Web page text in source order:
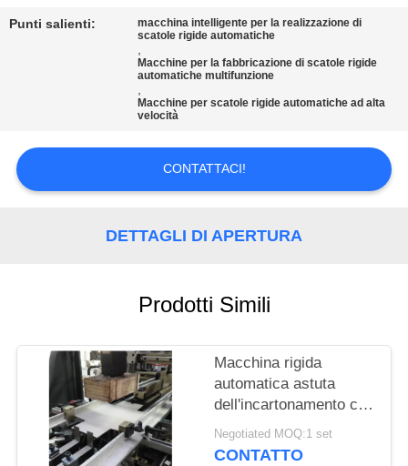
NOTIZIE
CHIEDI UN
PREVENTIVO
MAPPA
PRIVACY
Punti salienti:
macchina intelligente per la realizzazione di
scatole rigide automatiche
,
Macchine per la fabbricazione di scatole rigide
automatiche multifunzione
,
Macchine per scatole rigide automatiche ad alta
velocità
CONTATTACI!
DETTAGLI DI APERTURA
Prodotti Simili
Macchina rigida
automatica astuta
dell'incartonamento con
il servo sistema di
posizionamento di fibra
Negotiated MOQ:1 set
CONTATTO